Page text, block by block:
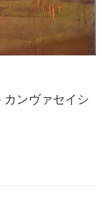
ンヴァセイシ